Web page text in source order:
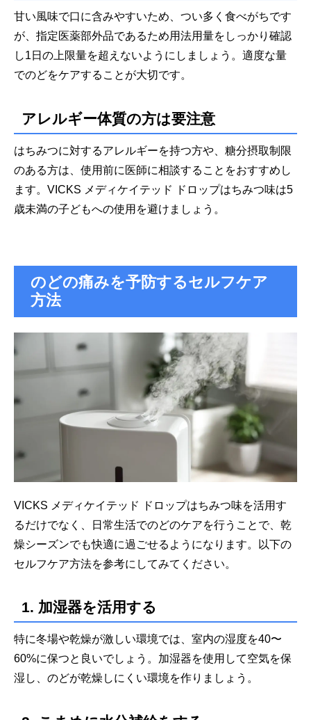
甘い風味で口に含みやすいため、つい多く食べがちです
が、指定医薬部外品であるため用法用量をしっかり確認
し1日の上限量を超えないようにしましょう。適度な量
でのどをケアすることが大切です。
アレルギー体質の方は要注意
はちみつに対するアレルギーを持つ方や、糖分摂取制限
のある方は、使用前に医師に相談することをおすすめし
ます。VICKS メディケイテッド ドロップはちみつ味は5
歳未満の子どもへの使用を避けましょう。
のどの痛みを予防するセルフケア
方法
VICKS メディケイテッド ドロップはちみつ味を活用す
るだけでなく、日常生活でのどのケアを行うことで、乾
燥シーズンでも快適に過ごせるようになります。以下の
セルフケア方法を参考にしてみてください。
1. 加湿器を活用する
特に冬場や乾燥が激しい環境では、室内の湿度を40〜
60%に保つと良いでしょう。加湿器を使用して空気を保
湿し、のどが乾燥しにくい環境を作りましょう。